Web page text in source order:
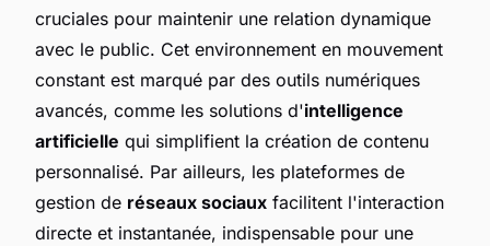
cruciales pour maintenir une relation dynamique
avec le public. Cet environnement en mouvement
constant est marqué par des outils numériques
avancés, comme les solutions d'intelligence
artificielle qui simplifient la création de contenu
personnalisé. Par ailleurs, les plateformes de
gestion de réseaux sociaux facilitent l'interaction
directe et instantanée, indispensable pour une